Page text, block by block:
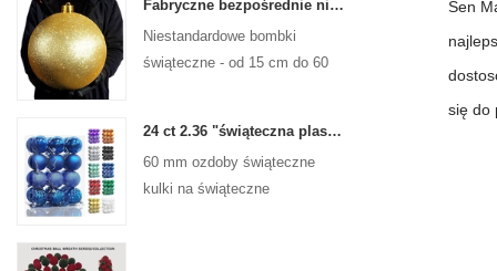
Fabryczne bezpośrednie niestandardowe kulki świąteczne duże ozdoby duże bombki 15 cm - 60 cm kulki logo Xmas
Niestandardowe bombki
świąteczne - od 15 cm do 60
24 ct 2.36 "świąteczna plastikowa kulka do wiszących ozdób ozdoby Xmas Shattproof Balls
60 mm ozdoby świąteczne
kulki na świąteczne
Sen
się do